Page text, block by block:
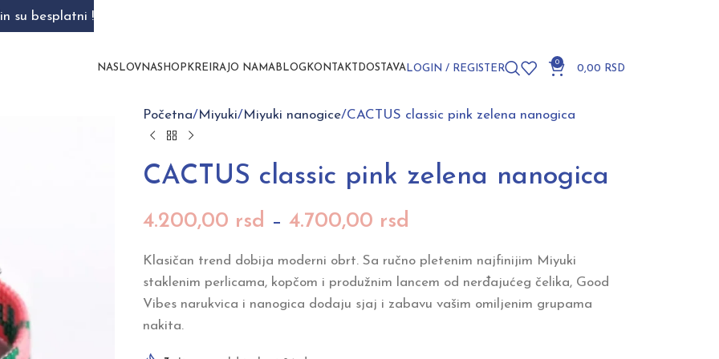
NASLOVNASHOP KREIRAJO NAMA BLOG KONTAKT DOSTAVA LOGIN / REGISTER
0
0,00 RSD
Početna Miyuki Miyuki nanogice CACTUS classic pink zelena nanogica
CACTUS classic pink zelena nanogica
4.200,00 rsd – 4.700,00 rsd
Klasičan trend dobija moderni obrt. Sa ručno pletenim najfinijim Miyuki
staklenim perlicama, kopčom i produžnim lancem od nerđajućeg čelika, Good
Vibes narukvica i nanogica dodaju sjaj i zabavu vašim omiljenim grupama
nakita.
su besplatni !